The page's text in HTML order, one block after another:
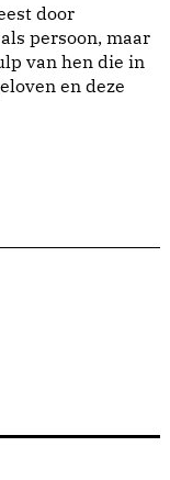
door
persoon, maar
van hen die in
en deze